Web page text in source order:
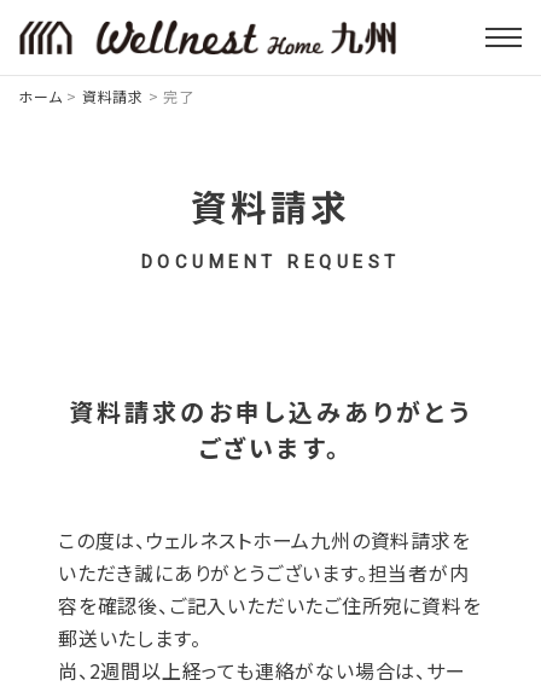
ホーム > 資料請求 > 完了
資料請求
DOCUMENT REQUEST
資料請求のお申し込みありがとう
ございます。
この度は、ウェルネストホーム九州の資料請求を
いただき誠にありがとうございます。担当者が内
容を確認後、ご記入いただいたご住所宛に資料を
郵送いたします。
尚、2週間以上経っても連絡がない場合は、サー